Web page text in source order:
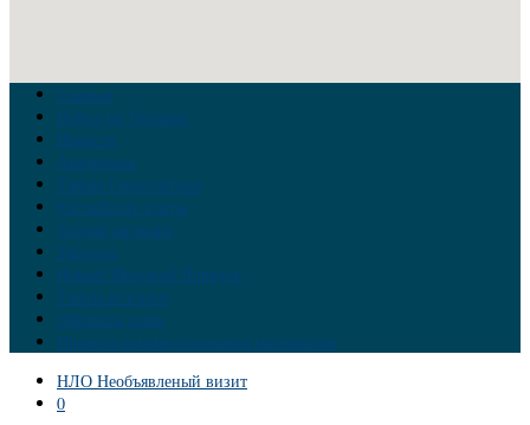
Главная
Война на Украине
Новости
Аналитика
Тайны Геополитики
Российские элиты
Теория заговора
Украина
Новый Мировой Порядок
Тайны истории
Обратная связь
Правила комментирования материалов
НЛО Необъявленый визит
0